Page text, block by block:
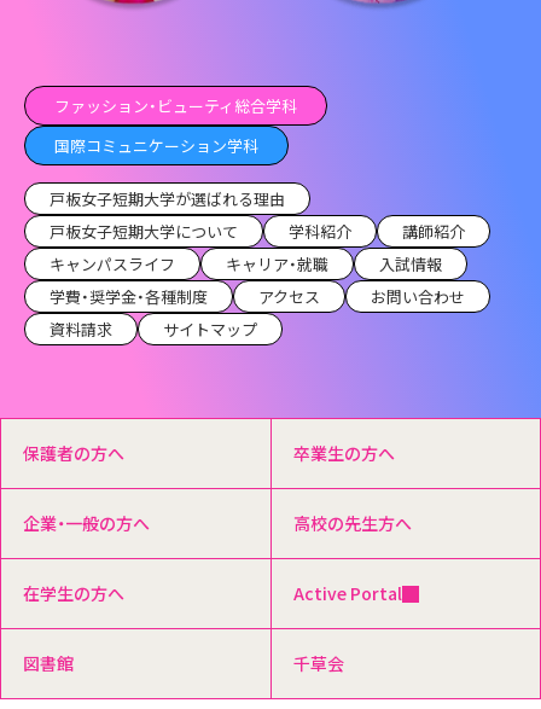
ファッション・ビューティ総合学科
国際コミュニケーション学科
戸板女子短期大学が選ばれる理由
戸板女子短期大学について
学科紹介
講師紹介
キャンパスライフ
キャリア・就職
入試情報
学費・奨学金・各種制度
アクセス
お問い合わせ
資料請求
サイトマップ
保護者の方へ 卒業生の方へ
企業・一般の方へ 高校の先生方へ
在学生の方へ Active Portal
図書館 千草会